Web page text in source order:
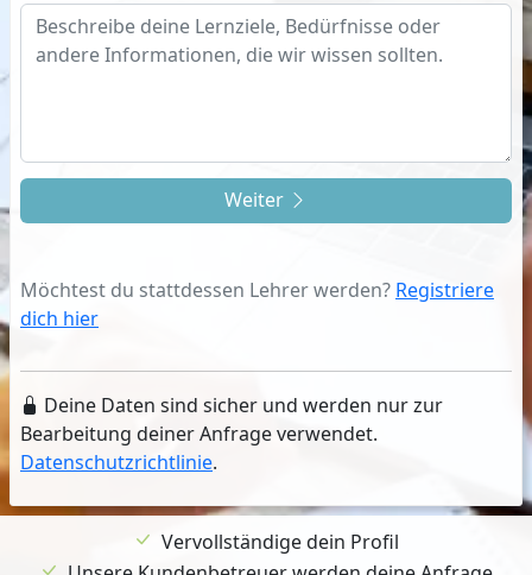
Weiter
Möchtest du stattdessen Lehrer werden? Registriere
dich hier
Deine Daten sind sicher und werden nur zur
Bearbeitung deiner Anfrage verwendet.
Datenschutzrichtlinie.
Vervollständige dein Profil